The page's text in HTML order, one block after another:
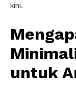
kini.
untuk